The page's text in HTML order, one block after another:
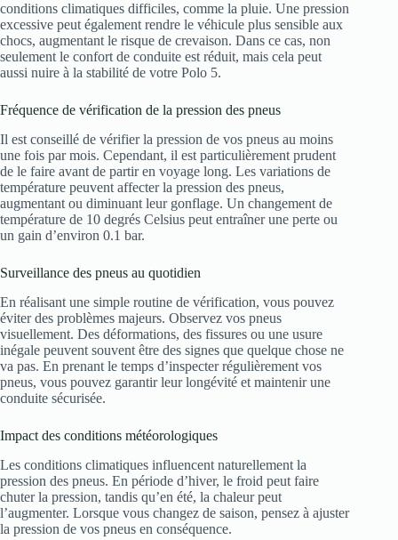
conditions climatiques difficiles, comme la pluie. Une pression
excessive peut également rendre le véhicule plus sensible aux
chocs, augmentant le risque de crevaison. Dans ce cas, non
seulement le confort de conduite est réduit, mais cela peut
aussi nuire à la stabilité de votre Polo 5.
Fréquence de vérification de la pression des pneus
Il est conseillé de vérifier la pression de vos pneus au moins
une fois par mois. Cependant, il est particulièrement prudent
de le faire avant de partir en voyage long. Les variations de
température peuvent affecter la pression des pneus,
augmentant ou diminuant leur gonflage. Un changement de
température de 10 degrés Celsius peut entraîner une perte ou
un gain d’environ 0.1 bar.
Surveillance des pneus au quotidien
En réalisant une simple routine de vérification, vous pouvez
éviter des problèmes majeurs. Observez vos pneus
visuellement. Des déformations, des fissures ou une usure
inégale peuvent souvent être des signes que quelque chose ne
va pas. En prenant le temps d’inspecter régulièrement vos
pneus, vous pouvez garantir leur longévité et maintenir une
conduite sécurisée.
Impact des conditions météorologiques
Les conditions climatiques influencent naturellement la
pression des pneus. En période d’hiver, le froid peut faire
chuter la pression, tandis qu’en été, la chaleur peut
l’augmenter. Lorsque vous changez de saison, pensez à ajuster
la pression de vos pneus en conséquence.